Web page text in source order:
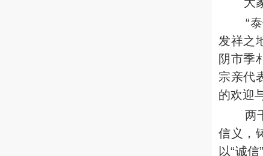
“泰伯
发祥之
阴市季
宗亲代
的欢迎
两
信义，
以“诚